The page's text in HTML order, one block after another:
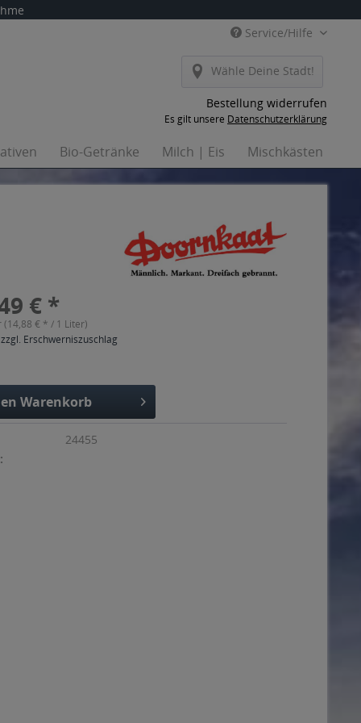
Service/Hilfe
Wähle Deine Stadt!
Bestellung widerrufen
Es gilt unsere Datenschutzerklärung
Bio-Getränke Milch | Eis Mischkästen
€ *
(14,88 € * / 1 Liter)
Erschwerniszuschlag
Warenkorb
24455